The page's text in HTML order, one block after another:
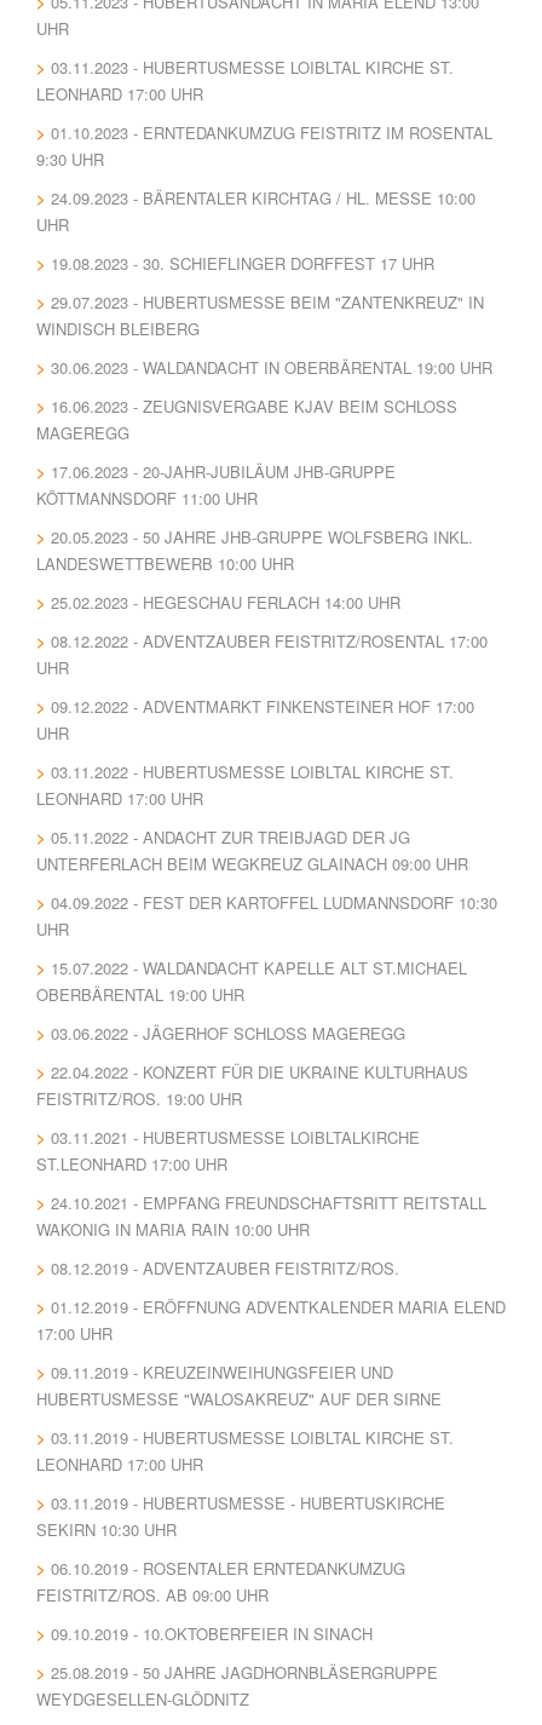
UHR
03.11.2023 - HUBERTUSMESSE LOIBLTAL KIRCHE ST.
LEONHARD 17:00 UHR
01.10.2023 - ERNTEDANKUMZUG FEISTRITZ IM ROSENTAL
9:30 UHR
24.09.2023 - BÄRENTALER KIRCHTAG / HL. MESSE 10:00
UHR
19.08.2023 - 30. SCHIEFLINGER DORFFEST 17 UHR
29.07.2023 - HUBERTUSMESSE BEIM "ZANTENKREUZ" IN
WINDISCH BLEIBERG
30.06.2023 - WALDANDACHT IN OBERBÄRENTAL 19:00 UHR
16.06.2023 - ZEUGNISVERGABE KJAV BEIM SCHLOSS
MAGEREGG
17.06.2023 - 20-JAHR-JUBILÄUM JHB-GRUPPE
KÖTTMANNSDORF 11:00 UHR
20.05.2023 - 50 JAHRE JHB-GRUPPE WOLFSBERG INKL.
LANDESWETTBEWERB 10:00 UHR
25.02.2023 - HEGESCHAU FERLACH 14:00 UHR
08.12.2022 - ADVENTZAUBER FEISTRITZ/ROSENTAL 17:00
UHR
09.12.2022 - ADVENTMARKT FINKENSTEINER HOF 17:00
UHR
03.11.2022 - HUBERTUSMESSE LOIBLTAL KIRCHE ST.
LEONHARD 17:00 UHR
05.11.2022 - ANDACHT ZUR TREIBJAGD DER JG
UNTERFERLACH BEIM WEGKREUZ GLAINACH 09:00 UHR
04.09.2022 - FEST DER KARTOFFEL LUDMANNSDORF 10:30
UHR
15.07.2022 - WALDANDACHT KAPELLE ALT ST.MICHAEL
OBERBÄRENTAL 19:00 UHR
03.06.2022 - JÄGERHOF SCHLOSS MAGEREGG
22.04.2022 - KONZERT FÜR DIE UKRAINE KULTURHAUS
FEISTRITZ/ROS. 19:00 UHR
03.11.2021 - HUBERTUSMESSE LOIBLTALKIRCHE
ST.LEONHARD 17:00 UHR
24.10.2021 - EMPFANG FREUNDSCHAFTSRITT REITSTALL
WAKONIG IN MARIA RAIN 10:00 UHR
08.12.2019 - ADVENTZAUBER FEISTRITZ/ROS.
01.12.2019 - ERÖFFNUNG ADVENTKALENDER MARIA ELEND
17:00 UHR
09.11.2019 - KREUZEINWEIHUNGSFEIER UND
HUBERTUSMESSE "WALOSAKREUZ" AUF DER SIRNE
03.11.2019 - HUBERTUSMESSE LOIBLTAL KIRCHE ST.
LEONHARD 17:00 UHR
03.11.2019 - HUBERTUSMESSE - HUBERTUSKIRCHE
SEKIRN 10:30 UHR
06.10.2019 - ROSENTALER ERNTEDANKUMZUG
FEISTRITZ/ROS. AB 09:00 UHR
09.10.2019 - 10.OKTOBERFEIER IN SINACH
25.08.2019 - 50 JAHRE JAGDHORNBLÄSERGRUPPE
WEYDGESELLEN-GLÖDNITZ